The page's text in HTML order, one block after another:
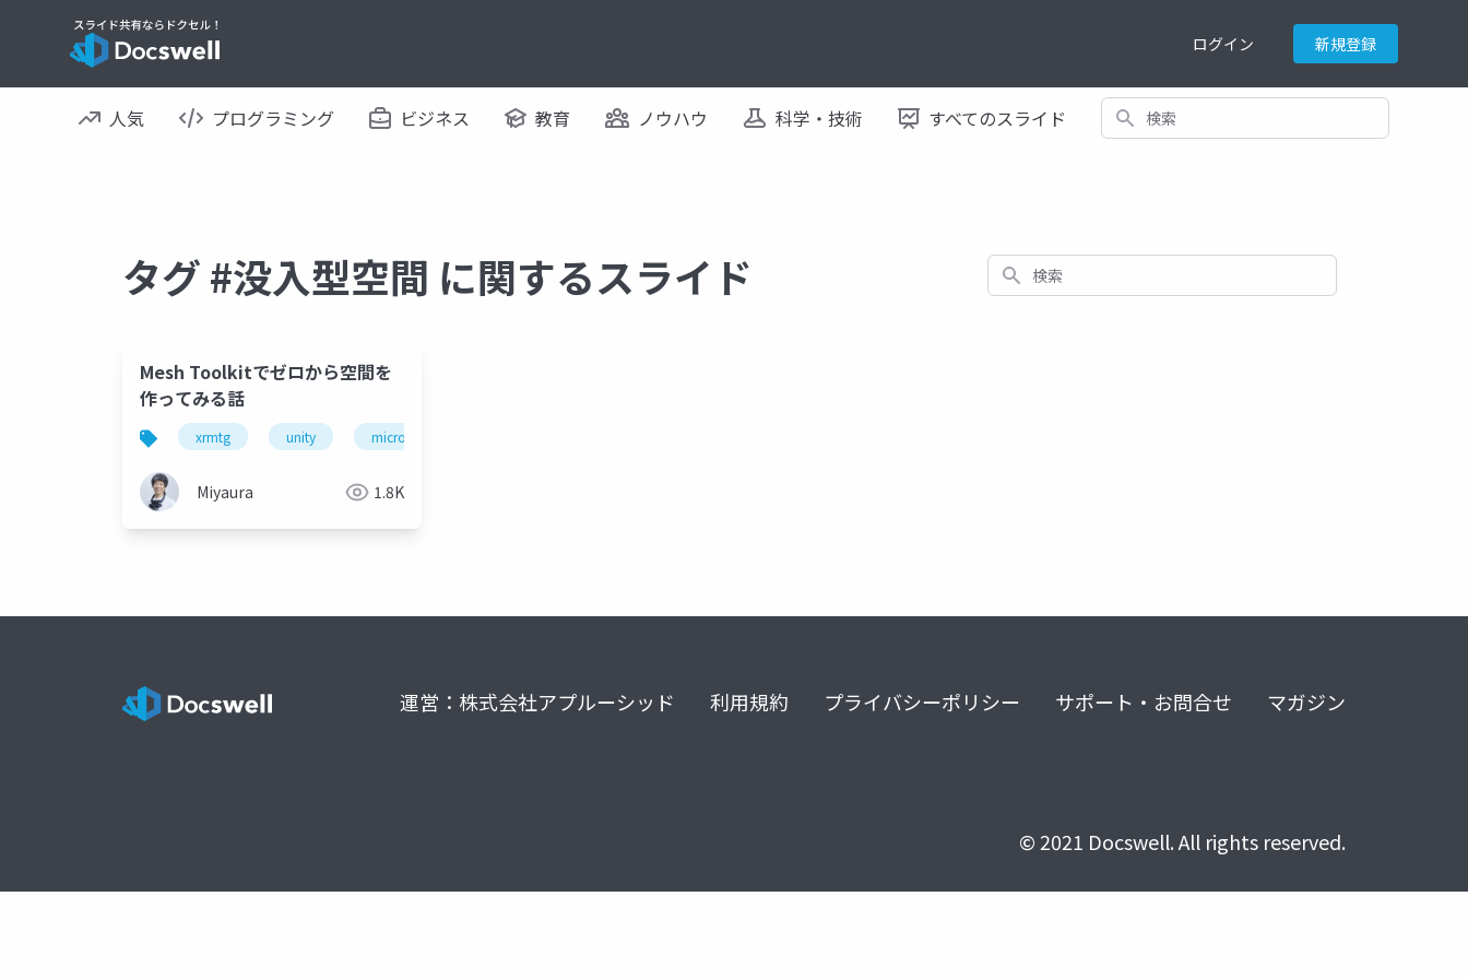
ログイン 新規登録
人気 プログラミング ビジネス 教育 ノウハウ 科学・技術 すべてのスライド 検索
タグ #没入型空間 に関するスライド 検索
Mesh Toolkitでゼロから空間を
作ってみる話
xrmtg unity microsoft mesh
Miyaura 1.8K
運営：株式会社アプルーシッド 利用規約 プライバシーポリシー サポート・お問合せ マガジン
© 2021 Docswell. All rights reserved.